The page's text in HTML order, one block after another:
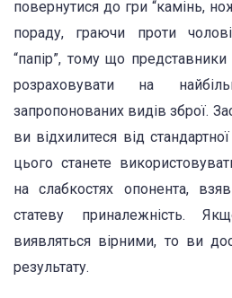
повернутися до гри “камінь,
пораду, граючи проти
“папір”, тому що представники
розраховувати на
запропонованих видів зброї.
ви відхилитеся від стандартної
цього станете
на слабкостях опонента,
статеву приналежність.
виявляться вірними, то ви
результату.